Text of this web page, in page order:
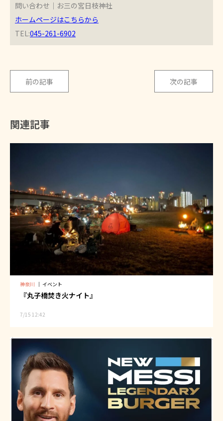
問い合わせ｜お三の宮日枝神社
ホームページはこちらから
TEL:045-261-6902
前の記事 次の記事
関連記事
神奈川 ｜ イベント
『丸子橋焚き火ナイト』
7/15 12:42